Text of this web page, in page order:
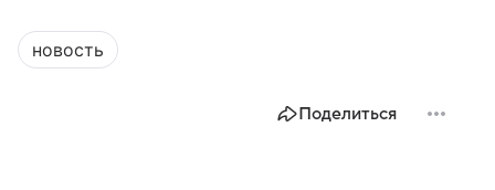
новость
Поделиться